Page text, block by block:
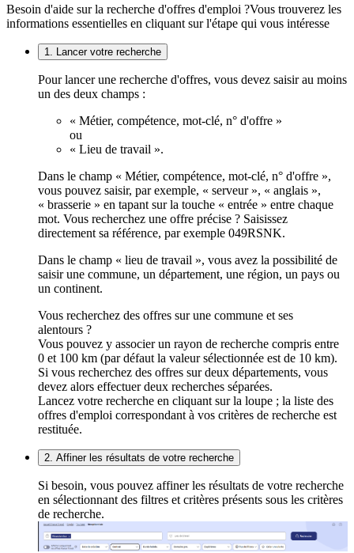
Besoin d'aide sur la recherche d'offres d'emploi ?Vous trouverez les
informations essentielles en cliquant sur l'étape qui vous intéresse
1. Lancer votre recherche
Pour lancer une recherche d'offres, vous devez saisir au moins
un des deux champs :
« Métier, compétence, mot-clé, n° d'offre »
ou
« Lieu de travail ».
Dans le champ « Métier, compétence, mot-clé, n° d'offre »,
vous pouvez saisir, par exemple, « serveur », « anglais »,
« brasserie » en tapant sur la touche « entrée » entre chaque
mot. Vous recherchez une offre précise ? Saisissez
directement sa référence, par exemple 049RSNK.
Dans le champ « lieu de travail », vous avez la possibilité de
saisir une commune, un département, une région, un pays ou
un continent.
Vous recherchez des offres sur une commune et ses
alentours ?
Vous pouvez y associer un rayon de recherche compris entre
0 et 100 km (par défaut la valeur sélectionnée est de 10 km).
Si vous recherchez des offres sur deux départements, vous
devez alors effectuer deux recherches séparées.
Lancez votre recherche en cliquant sur la loupe ; la liste des
offres d'emploi correspondant à vos critères de recherche est
restituée.
2. Affiner les résultats de votre recherche
Si besoin, vous pouvez affiner les résultats de votre recherche
en sélectionnant des filtres et critères présents sous les critères
de recherche.